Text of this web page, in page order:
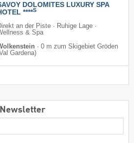
DOLOMITES LUXURY SPA
****S
an der Piste · Ruhige Lage ·
& Spa
· 0 m zum Skigebiet Gröden
Gardena)